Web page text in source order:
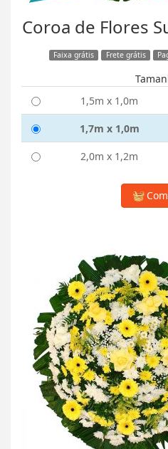
Coroa de Flores
Faixa grátis Frete grátis
1,5m x 1,0m
1,7m x 1,0m
2,0m x 1,2m